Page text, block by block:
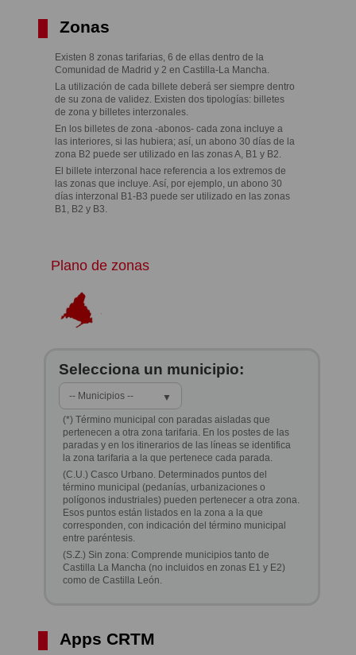
Zonas
Existen 8 zonas tarifarias, 6 de ellas dentro de la
Comunidad de Madrid y 2 en Castilla-La Mancha.
La utilización de cada billete deberá ser siempre dentro
de su zona de validez. Existen dos tipologías: billetes
de zona y billetes interzonales.
En los billetes de zona -abonos- cada zona incluye a
las interiores, si las hubiera; así, un abono 30 días de la
zona B2 puede ser utilizado en las zonas A, B1 y B2.
El billete interzonal hace referencia a los extremos de
las zonas que incluye. Así, por ejemplo, un abono 30
días interzonal B1-B3 puede ser utilizado en las zonas
B1, B2 y B3.
Plano de zonas
Selecciona un municipio:
-- Municipios --
▼
(*) Término municipal con paradas aisladas que
pertenecen a otra zona tarifaria. En los postes de las
paradas y en los itinerarios de las líneas se identifica
la zona tarifaria a la que pertenece cada parada.
(C.U.) Casco Urbano. Determinados puntos del
término municipal (pedanías, urbanizaciones o
polígonos industriales) pueden pertenecer a otra zona.
Esos puntos están listados en la zona a la que
corresponden, con indicación del término municipal
entre paréntesis.
(S.Z.) Sin zona: Comprende municipios tanto de
Castilla La Mancha (no incluidos en zonas E1 y E2)
como de Castilla León.
Apps CRTM